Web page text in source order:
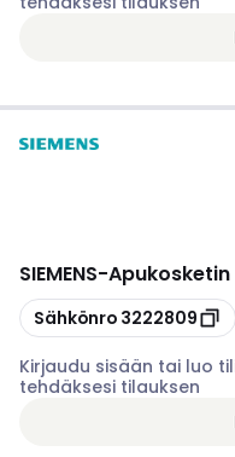
SIEMENS-Apukosketin
Kopioi
Sähkönro 3222809
Kirjaudu sisään tai luo
tehdäksesi tilauksen